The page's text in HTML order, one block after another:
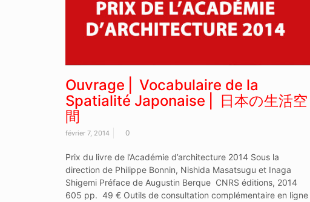
Ouvrage ⎜ Vocabulaire de la
Spatialité Japonaise ⎢ 日本の生活空
間
février 7, 2014 0
Prix du livre de l’Académie d’architecture 2014 Sous la
direction de Philippe Bonnin, Nishida Masatsugu et Inaga
Shigemi Préface de Augustin Berque CNRS éditions, 2014
605 pp. 49 € Outils de consultation complémentaire en ligne